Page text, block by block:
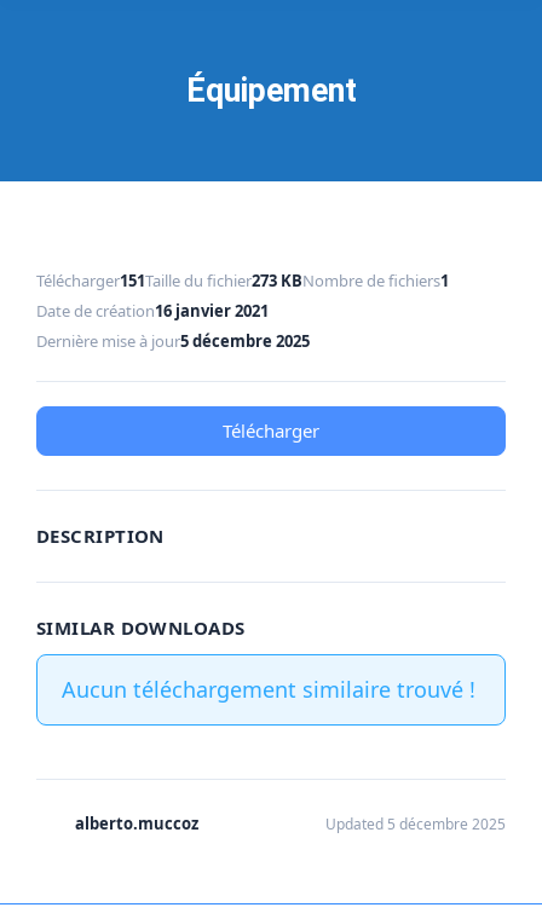
Équipement
Télécharger151Taille du fichier273 KBNombre de fichiers1
Date de création16 janvier 2021
Dernière mise à jour5 décembre 2025
Télécharger
DESCRIPTION
SIMILAR DOWNLOADS
Aucun téléchargement similaire trouvé !
alberto.muccoz Updated 5 décembre 2025